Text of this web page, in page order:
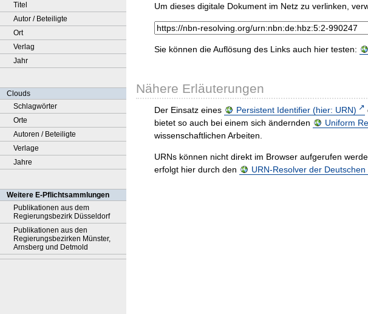
Titel
Autor / Beteiligte
Ort
Verlag
Jahr
Clouds
Schlagwörter
Orte
Autoren / Beteiligte
Verlage
Jahre
Weitere E-Pflichtsammlungen
Publikationen aus dem
Regierungsbezirk Düsseldorf
Publikationen aus den
Regierungsbezirken Münster,
Arnsberg und Detmold
Um dieses digitale Dokument im Netz zu verlinken,
Sie können die Auflösung des Links auch hier testen:
Nähere Erläuterungen
Der Einsatz eines Persistent Identifier (hier: URN)
bietet so auch bei einem sich ändernden
Uniform
wissenschaftlichen Arbeiten.
URNs können nicht direkt im Browser aufgerufen
erfolgt hier durch den
URN-Resolver der